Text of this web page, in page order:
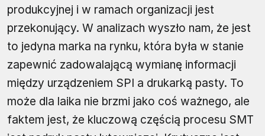
produkcyjnej i w ramach organizacji jest
przekonujący. W analizach wyszło nam, że jest
to jedyna marka na rynku, która była w stanie
zapewnić zadowalającą wymianę informacji
między urządzeniem SPI a drukarką pasty. To
może dla laika nie brzmi jako coś ważnego, ale
faktem jest, że kluczową częścią procesu SMT